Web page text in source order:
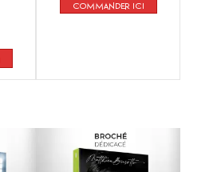
COMMANDER ICI